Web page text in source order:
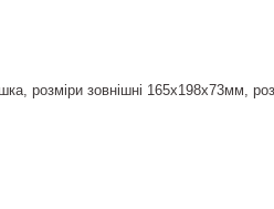
розміри зовнішні 165х198х73мм,